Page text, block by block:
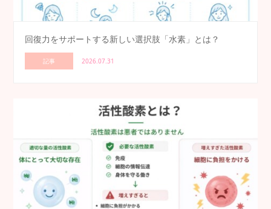
回復力をサポートする新しい選択肢「水素」とは？
記事 2026.07.31